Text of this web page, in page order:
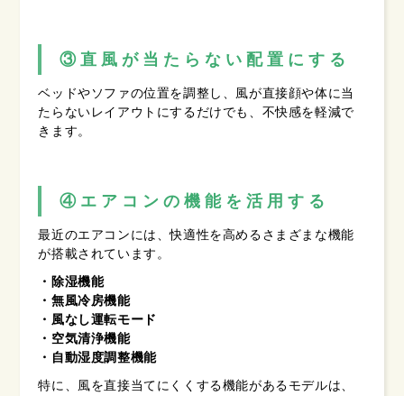
③直風が当たらない配置にする
ベッドやソファの位置を調整し、風が直接顔や体に当
たらないレイアウトにするだけでも、不快感を軽減で
きます。
④エアコンの機能を活用する
最近のエアコンには、快適性を高めるさまざまな機能
が搭載されています。
・除湿機能
・無風冷房機能
・風なし運転モード
・空気清浄機能
・自動湿度調整機能
特に、風を直接当てにくくする機能があるモデルは、